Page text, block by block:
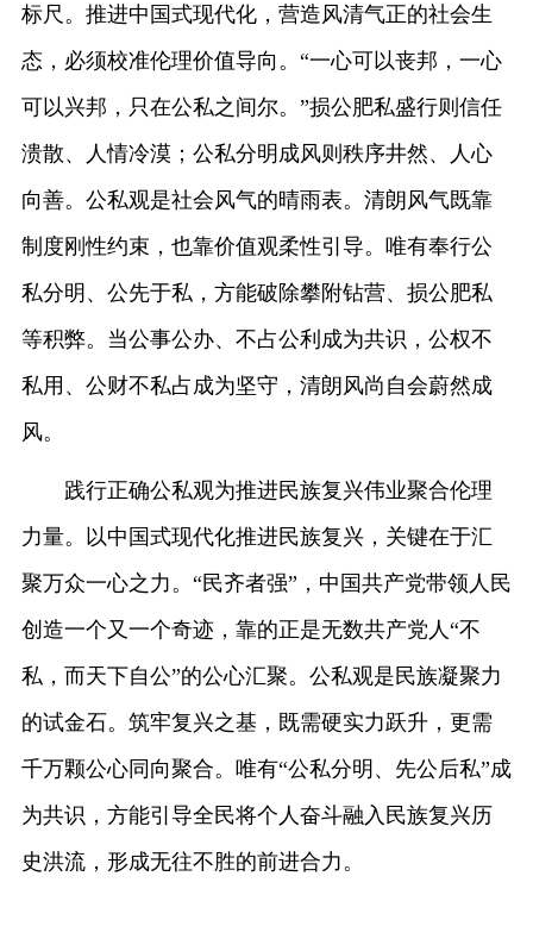
标尺。推进中国式现代化，营造风清气正的社会生
态，必须校准伦理价值导向。“一心可以丧邦，一心
可以兴邦，只在公私之间尔。”损公肥私盛行则信任
溃散、人情冷漠；公私分明成风则秩序井然、人心
向善。公私观是社会风气的晴雨表。清朗风气既靠
制度刚性约束，也靠价值观柔性引导。唯有奉行公
私分明、公先于私，方能破除攀附钻营、损公肥私
等积弊。当公事公办、不占公利成为共识，公权不
私用、公财不私占成为坚守，清朗风尚自会蔚然成
风。
践行正确公私观为推进民族复兴伟业聚合伦理
力量。以中国式现代化推进民族复兴，关键在于汇
聚万众一心之力。“民齐者强”，中国共产党带领人民
创造一个又一个奇迹，靠的正是无数共产党人“不
私，而天下自公”的公心汇聚。公私观是民族凝聚力
的试金石。筑牢复兴之基，既需硬实力跃升，更需
千万颗公心同向聚合。唯有“公私分明、先公后私”成
为共识，方能引导全民将个人奋斗融入民族复兴历
史洪流，形成无往不胜的前进合力。